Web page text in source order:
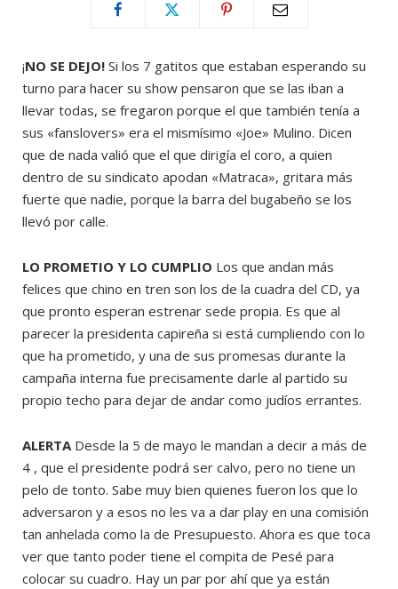
¡NO SE DEJO! Si los 7 gatitos que estaban esperando su
turno para hacer su show pensaron que se las iban a
llevar todas, se fregaron porque el que también tenía a
sus «fanslovers» era el mismísimo «Joe» Mulino. Dicen
que de nada valió que el que dirigía el coro, a quien
dentro de su sindicato apodan «Matraca», gritara más
fuerte que nadie, porque la barra del bugabeño se los
llevó por calle.
LO PROMETIO Y LO CUMPLIO Los que andan más
felices que chino en tren son los de la cuadra del CD, ya
que pronto esperan estrenar sede propia. Es que al
parecer la presidenta capireña si está cumpliendo con lo
que ha prometido, y una de sus promesas durante la
campaña interna fue precisamente darle al partido su
propio techo para dejar de andar como judíos errantes.
ALERTA Desde la 5 de mayo le mandan a decir a más de
4 , que el presidente podrá ser calvo, pero no tiene un
pelo de tonto. Sabe muy bien quienes fueron los que lo
adversaron y a esos no les va a dar play en una comisión
tan anhelada como la de Presupuesto. Ahora es que toca
ver que tanto poder tiene el compita de Pesé para
colocar su cuadro. Hay un par por ahí que ya están